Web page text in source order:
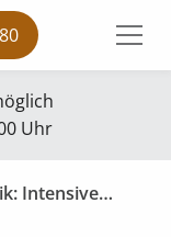
Uhr
Intensive